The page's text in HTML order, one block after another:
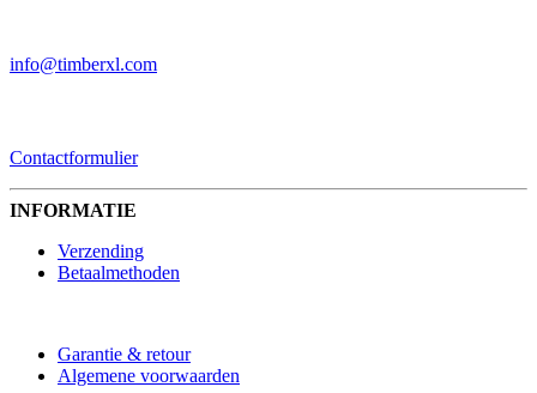
info@timberxl.com
Contactformulier
INFORMATIE
Verzending
Betaalmethoden
Garantie & retour
Algemene voorwaarden